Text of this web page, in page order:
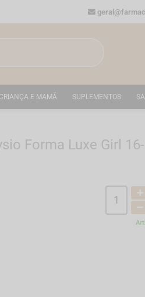
E MAMÃ SUPLEMENTOS
Forma Luxe Girl